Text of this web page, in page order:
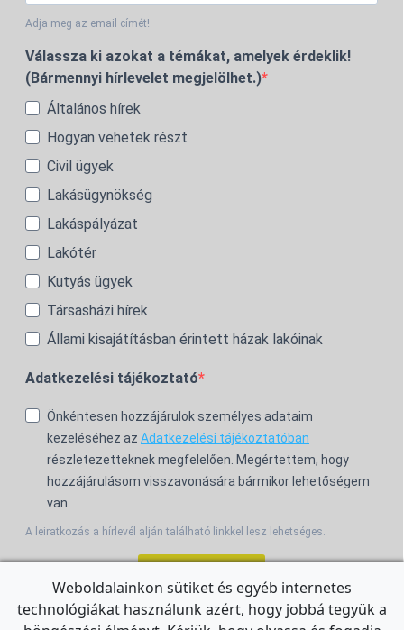
Adja meg az email címét!
Válassza ki azokat a témákat, amelyek érdeklik!
(Bármennyi hírlevelet megjelölhet.)
Általános hírek
Hogyan vehetek részt
Civil ügyek
Lakásügynökség
Lakáspályázat
Lakótér
Kutyás ügyek
Társasházi hírek
Állami kisajátításban érintett házak lakóinak
Adatkezelési tájékoztató
Önkéntesen hozzájárulok személyes adataim
kezeléséhez az Adatkezelési tájékoztatóban
részletezetteknek megfelelően. Megértettem, hogy
hozzájárulásom visszavonására bármikor lehetőségem
van.
A leiratkozás a hírlevél alján található linkkel lesz lehetséges.
For the English Newsletter, clickHERE.
Weboldalainkon sütiket és egyéb internetes
technológiákat használunk azért, hogy jobbá tegyük a